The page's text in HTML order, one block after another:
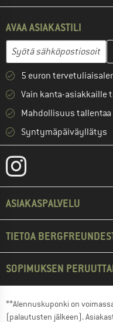
AVAA ASIAKASTILI
Sähköpostiosoite
Anna
5 euron
Vain kanta-
Mahdollisuus
Syntymäpäiväyllätys
ASIAKASPALVELU
TIETOA
SOPIMUKSEN
**Alennuskuponki on
(palautusten jälkeen).